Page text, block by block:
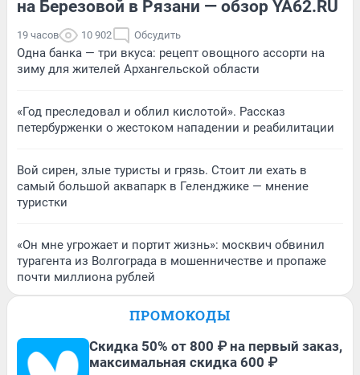
на Березовой в Рязани — обзор YA62.RU
19 часов 10 902 Обсудить
Одна банка — три вкуса: рецепт овощного ассорти на
зиму для жителей Архангельской области
«Год преследовал и облил кислотой». Рассказ
петербурженки о жестоком нападении и реабилитации
Вой сирен, злые туристы и грязь. Стоит ли ехать в
самый большой аквапарк в Геленджике — мнение
туристки
«Он мне угрожает и портит жизнь»: москвич обвинил
турагента из Волгограда в мошенничестве и пропаже
почти миллиона рублей
ПРОМОКОДЫ
Скидка 50% от 800 ₽ на первый заказ,
максимальная скидка 600 ₽